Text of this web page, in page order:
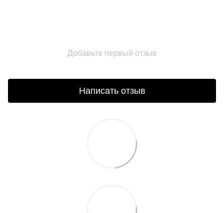
Добавьте первый отзыв
Написать отзыв